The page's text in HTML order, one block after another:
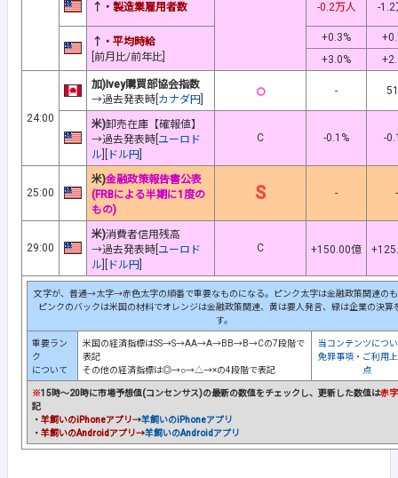
↑・ 製造業雇用者数 -0.2万人 -1.2
↑・ 平均時給
[前月比/前年比]
+0.3%
+3.0%
24:00
加)Ivey購買部協会指数
→過去発表時[ カナダ円 ○ -
米)卸売在庫【確報値】
→過去発表時[ ユーロド
ル
ドル円
C -0.1% -
25:00
米)金融政策報告書公表
(FRBによる半期に1度の
もの)
S - -
29:00
米)消費者信用残高
→過去発表時[ ユーロド
ル
ドル円
C +150.00億
文字が、普通→太字→赤色太字の順番で重要なものになる。ピンク太字は金融政策関連の
ピンクのバックは米国の材料でオレンジは金融政策関連、黄は要人発言、緑は企業の決算
す。
重要ラン
ク
について
米国の経済指標はSS→S→AA→A→BB→B→Cの7段階で
表記
その他の経済指標は◎→○→△→×の4段階で表記
当コンテンツにつ
免罪事項・ご利用
点
※15時～20時に市場予想値(コンセンサス)の最新の数値をチェックし、更新した数値は赤字
記
・ 羊飼いのiPhoneアプリ→羊飼いのiPhoneアプリ
・ 羊飼いのAndroidアプリ→羊飼いのAndroidアプリ